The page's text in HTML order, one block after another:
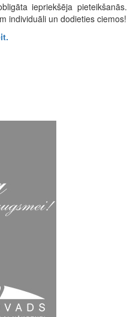
iepriekšēja pieteikšanās.
individuāli un dodieties ciemos!